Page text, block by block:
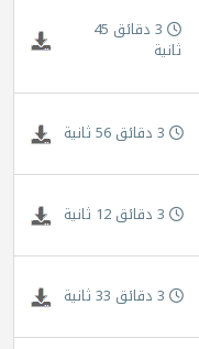
3 دقائق 45
ثانية
3 دقائق 56 ثانية
3 دقائق 12 ثانية
3 دقائق 33 ثانية